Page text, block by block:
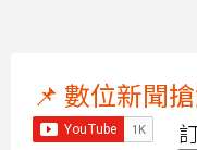
📌 數位新聞